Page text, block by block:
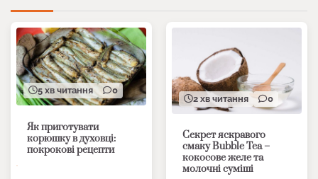
5 хв читання 0
Як приготувати
корюшку в духовці:
покрокові рецепти
2 хв читання 0
Секрет яскравого
смаку Bubble Tea –
кокосове желе та
молочні суміші